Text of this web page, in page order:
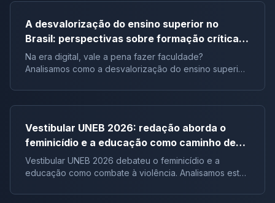
A desvalorização do ensino superior no
Brasil: perspectivas sobre formação crítica e
influência digital |Tema de redação
Na era digital, vale a pena fazer faculdade?
Analisamos como a desvalorização do ensino superior
Brasil.
Vestibular UNEB 2026: redação aborda o
feminicídio e a educação como caminho de
combate à violência
Vestibular UNEB 2026 debateu o feminicídio e a
educação como combate à violência. Analisamos este
para futuras pautas sociais.